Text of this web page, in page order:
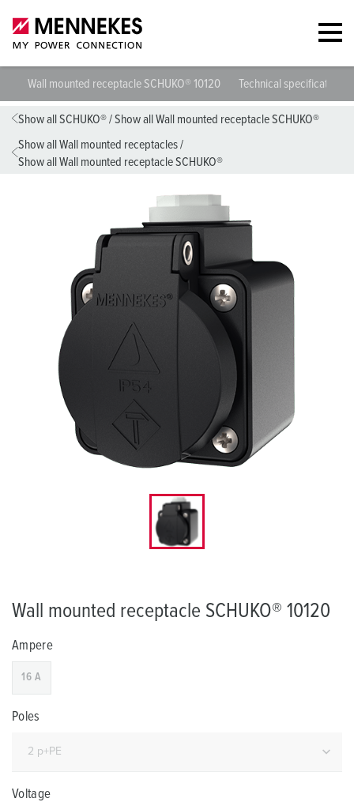
Wall mounted receptacle SCHUKO® 10120 Technical specifications
Show all SCHUKO®/Show all Wall mounted receptacle SCHUKO®
Show all Wall mounted receptacles/
Show all Wall mounted receptacle SCHUKO®
Wall mounted receptacle SCHUKO® 10120
Ampere
16 A
Poles
Voltage